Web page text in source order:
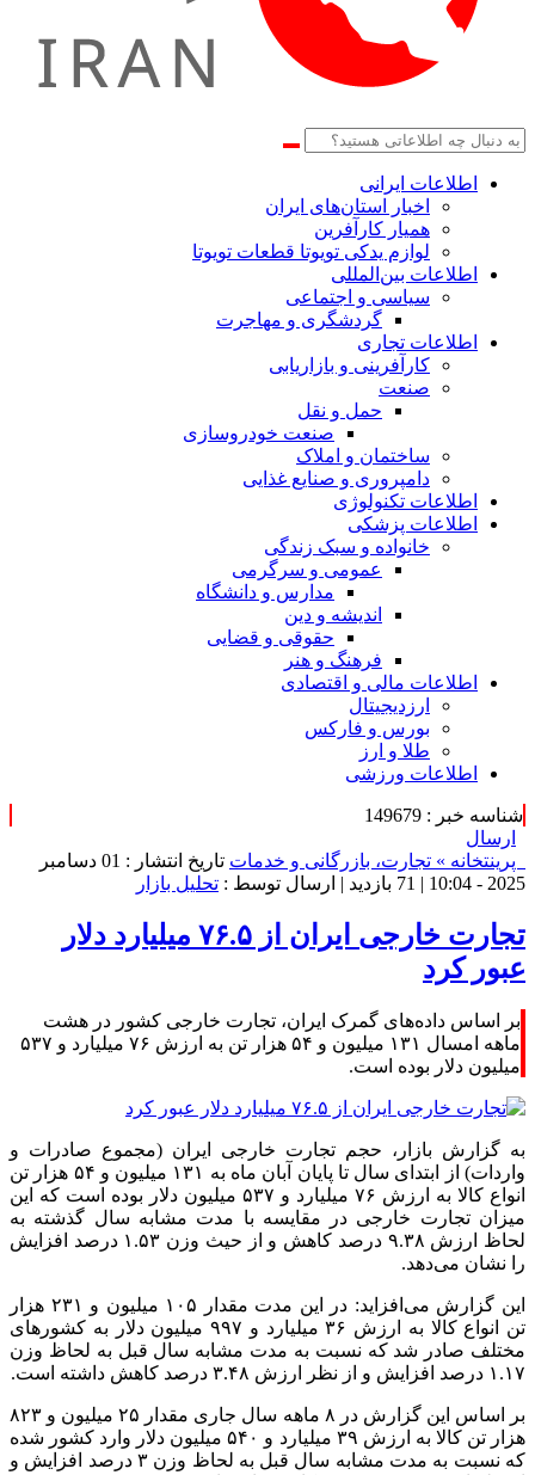
اطلاعات‌ ‎ایرانی
اخبار استان‌های ایران
همیار کارآفرین
لوازم یدکی تویوتا قطعات تویوتا
اطلاعات بین‌المللی
سیاسی و اجتماعی
گردشگری و مهاجرت
اطلاعات تجاری
کارآفرینی و بازاریابی
صنعت
حمل و نقل
صنعت خودروسازی
ساختمان و املاک
دامپروری و صنایع غذایی
اطلاعات تکنولوژی
اطلاعات پزشکی
خانواده و سبک زندگی
عمومی و سرگرمی
مدارس و دانشگاه
اندیشه و دین
حقوقی و قضایی
فرهنگ و هنر
اطلاعات مالی و اقتصادی
ارزدیجیتال
بورس و فارکس
طلا و ارز
اطلاعات ورزشی
شناسه خبر : 149679
ارسال
پرینتخانه » تجارت، بازرگانی و خدمات
تاریخ انتشار : 01 دسامبر
2025 - 10:04 |
71 بازدید | ارسال توسط : تحلیل بازار
تجارت خارجی ایران از ۷۶.۵ میلیارد دلار
عبور کرد
بر اساس داده‌های گمرک ایران، تجارت خارجی کشور در هشت
ماهه امسال ۱۳۱ میلیون و ۵۴ هزار تن به ارزش ۷۶ میلیارد و ۵۳۷
میلیون دلار بوده است.
به گزارش بازار، حجم تجارت خارجی ایران (مجموع صادرات و
واردات) از ابتدای سال تا پایان آبان ماه به ۱۳۱ میلیون و ۵۴ هزار تن
انواع کالا به ارزش ۷۶ میلیارد و ۵۳۷ میلیون دلار بوده است که این
میزان تجارت خارجی در مقایسه با مدت مشابه سال گذشته به
لحاظ ارزش ۹.۳۸ درصد کاهش و از حیث وزن ۱.۵۳ درصد افزایش
را نشان می‌دهد.
این گزارش می‌افزاید: در این مدت مقدار ۱۰۵ میلیون و ۲۳۱ هزار
تن انواع کالا به ارزش ۳۶ میلیارد و ۹۹۷ میلیون دلار به کشورهای
مختلف صادر شد که نسبت به مدت مشابه سال قبل به لحاظ وزن
۱.۱۷ درصد افزایش و از نظر ارزش ۳.۴۸ درصد کاهش داشته است.
بر اساس این گزارش در ۸ ماهه سال جاری مقدار ۲۵ میلیون و ۸۲۳
هزار تن کالا به ارزش ۳۹ میلیارد و ۵۴۰ میلیون دلار وارد کشور شده
که نسبت به مدت مشابه سال قبل به لحاظ وزن ۳ درصد افزایش و